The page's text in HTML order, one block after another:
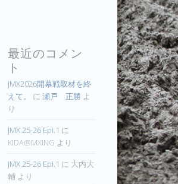
最近のコメン
ト
JMX2026開幕戦取材を終
えて。
に 瀬戸 正勝 よ
り
JMX 25-26 Epi.1 に
KIDA@MXING より
JMX 25-26 Epi.1 に 大内大
輔 より